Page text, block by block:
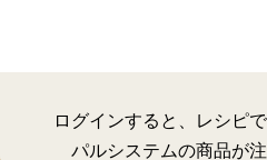
ログインすると、レシピ
パルシステムの商品が